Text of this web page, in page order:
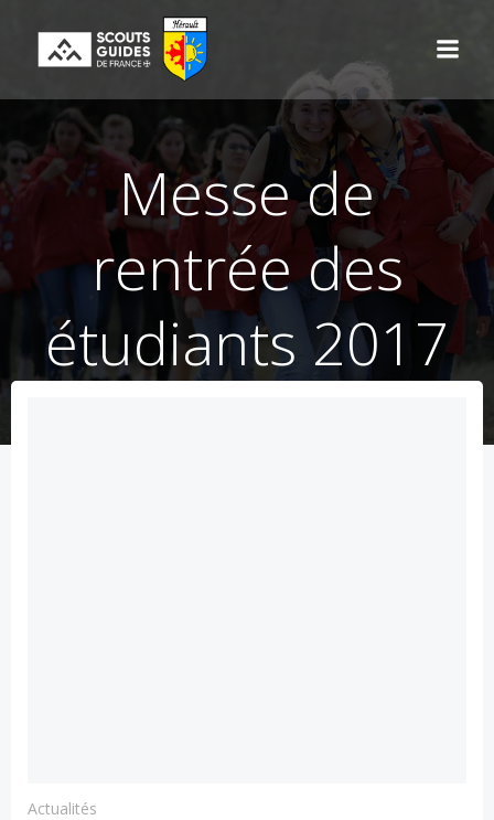
Messe de
rentrée des
étudiants 2017
Actualités